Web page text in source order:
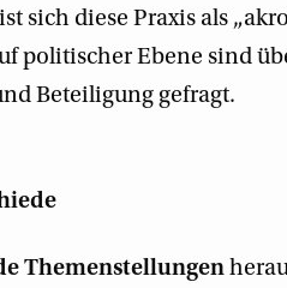
sich diese Praxis als
politischer Ebene sind
Beteiligung gefragt.
Themenstellungen